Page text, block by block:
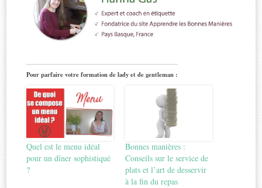
Pour parfaire votre formation de lady et de gentleman :
Quel est le menu idéal
pour un dîner sophistiqué
?
Bonnes manières :
Conseils sur le service de
plats et l’art de desservir
à la fin du repas